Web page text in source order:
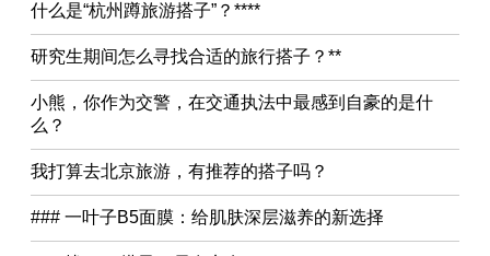
什么是“杭州蹲旅游搭子”？****
研究生期间怎么寻找合适的旅行搭子？**
小熊，你作为交警，在交通执法中最感到自豪的是什
么？
我打算去北京旅游，有推荐的搭子吗？
### 一叶子B5面膜：给肌肤深层滋养的新选择